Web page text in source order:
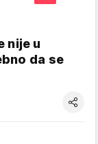
nije u
da se